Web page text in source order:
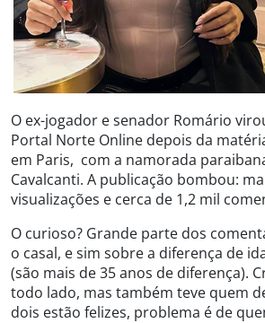
O ex-jogador e senador Romário
Portal Norte Online depois da
em Paris, com a namorada
Cavalcanti. A publicação bombou:
visualizações e cerca de 1,2 mil
O curioso? Grande parte dos
o casal, e sim sobre a diferença de
(são mais de 35 anos de diferença).
todo lado, mas também teve quem
dois estão felizes, problema é de